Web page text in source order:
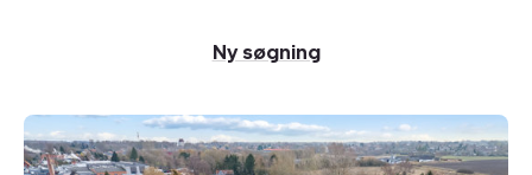
Ny søgning
Helårsgrund:
Bækvej